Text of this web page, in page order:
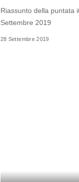
Riassunto della puntata
Settembre 2019
28 Settembre 2019